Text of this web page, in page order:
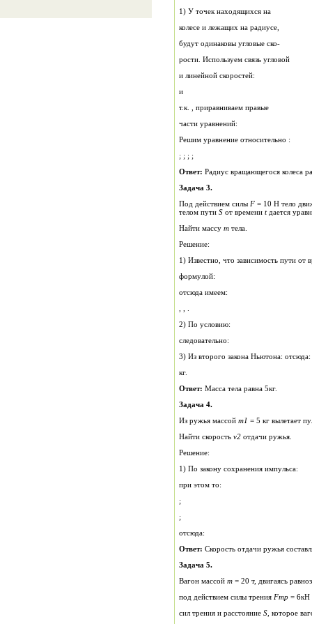
1) У точек находящихся на
колесе и лежащих на радиусе,
будут одинаковы угловые ско-
рости. Используем связь угловой
и линейной скоростей:
и
т.к. , приравниваем правые
части уравнений:
Решим уравнение относительно :
; ; ; ;
Ответ: Радиус вращающегося колеса
Задача 3.
Под действием силы F = 10 Н тело движется
телом пути S от времени tдается
Найти массу m тела.
Решение:
1) Известно, что зависимость пути от
формулой:
отсюда имеем:
2) По условию:
следовательно:
3) Из второго закона Ньютона: отсюда:
кг.
Ответ: Масса тела равна 5кг.
Задача 4.
Из ружья массой m1 = 5 кг вылетает
Найти скорость v2 отдачи ружья.
Решение:
1) По закону сохранения импульса:
при этом то:
;
;
отсюда:
Ответ: Скорость отдачи ружья
Задача 5.
Вагон массой m = 20 т, двигаясь
под действием силы трения Fmp = 6кН
сил трения и расстояние S , которое